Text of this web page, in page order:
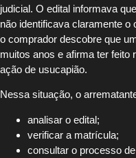
judicial. O edital informava
não identificava claramente o
o comprador descobre que
muitos anos e afirma ter feito
ação de usucapião.
Nessa situação, o
analisar o edital;
verificar a matrícula;
consultar o processo